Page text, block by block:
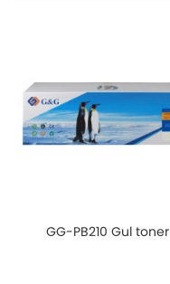
GG-PB210 Gul toner